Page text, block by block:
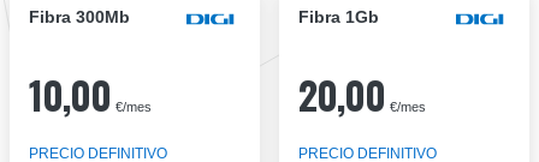
Fibra 300Mb
10,00 €/mes
PRECIO DEFINITIVO
Fibra 1Gb
20,00 €/mes
PRECIO DEFINITIVO